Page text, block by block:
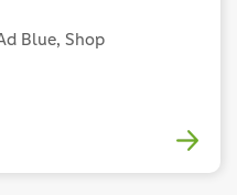
Blue, Shop